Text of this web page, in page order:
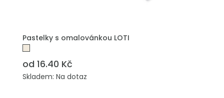
Pastelky s omalovánkou LOTI
od 16.40 Kč
Skladem: Na dotaz